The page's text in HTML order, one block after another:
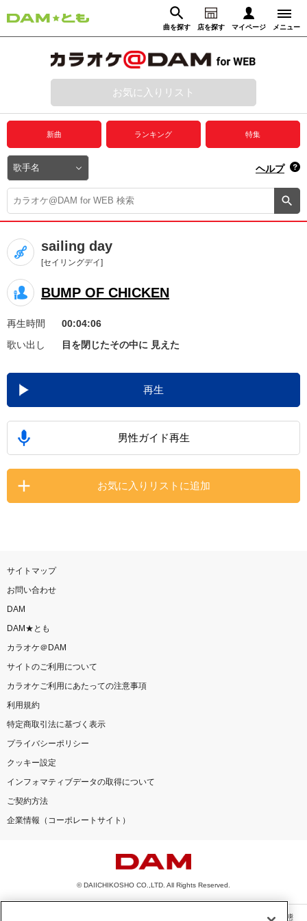
曲を探す 店を探す マイページ メニュー
動画からさがす 録音からさがす
ログイン
プレミアムサービス
DAM★とも動画
DAM★とも録音
カラオケ＠DAM
ユーザー検索
キャンペーン
お知らせ よくあるご質問
DAMの新曲・ランキングなど
カラオケ最新情報をチェック！
家族や友達と一緒に！練習にも！
お気に入りリスト
新曲 ランキング 特集
ヘルプ
sailing day
[セイリングデイ]
BUMP OF CHICKEN
再生時間
00:04:06
歌い出し
目を閉じたその中に 見えた
再生
男性ガイド再生
お気に入りリストに追加
サイトマップ
お問い合わせ
DAM
DAM★とも
カラオケ＠DAM
サイトのご利用について
カラオケご利用にあたっての注意事項
利用規約
特定商取引法に基づく表示
プライバシーポリシー
クッキー設定
インフォマティブデータの取得について
ご契約方法
企業情報（コーポレートサイト）
© DAIICHIKOSHO CO.,LTD. All Rights Reserved.
このサイトに掲載されている一切の文章・画像・写真・動画・音声等を、手段や形態